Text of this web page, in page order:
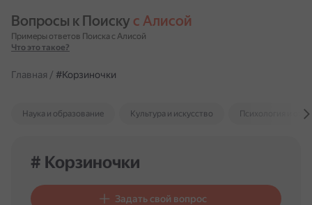
Вопросы к Поиску с Алисой
Примеры ответов Поиска с Алисой
Что это такое?
Главная / #Корзиночки
Наука и образование Культура и искусство Психология и
# Корзиночки
Задать свой вопрос